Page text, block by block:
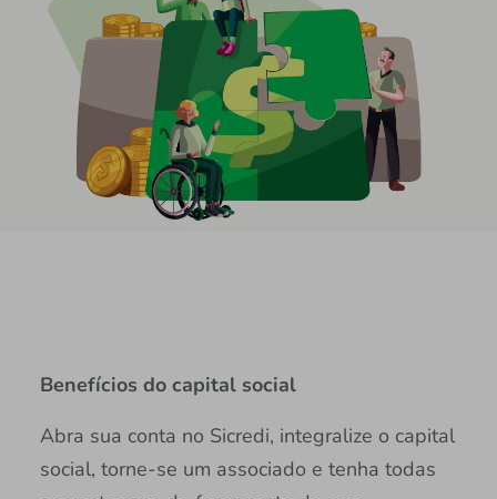
Benefícios do capital social
Abra sua conta no Sicredi, integralize o capital
social, torne-se um associado e tenha todas